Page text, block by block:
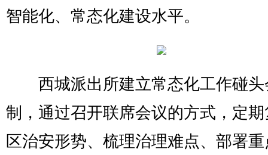
智能化、常态化建设水平。
西城派出所建立常态化工作碰头
制，通过召开联席会议的方式，定
区治安形势、梳理治理难点、部署